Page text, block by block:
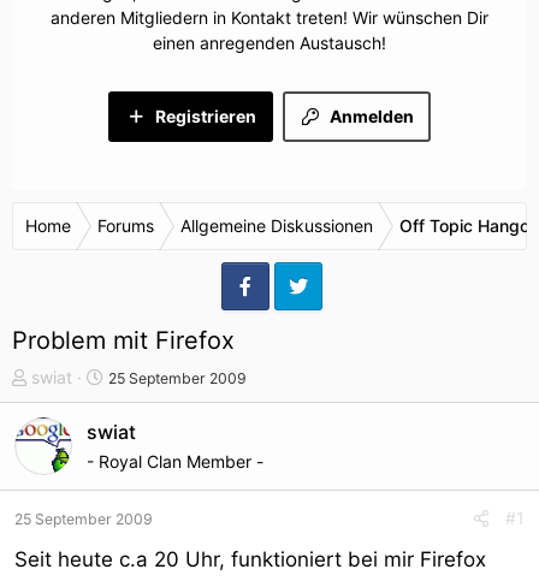
anderen Mitgliedern in Kontakt treten! Wir wünschen Dir
einen anregenden Austausch!
Anmelden
Registrieren
Home Forums Allgemeine Diskussionen Off Topic
Problem mit Firefox
T
h
e
e
s
t
swiat
S
t
a
r
a
t
25 September 2009
swiat
- Royal Clan Member -
25 September 2009 #1
Seit heute c.a 20 Uhr, funktioniert bei mir Firefox